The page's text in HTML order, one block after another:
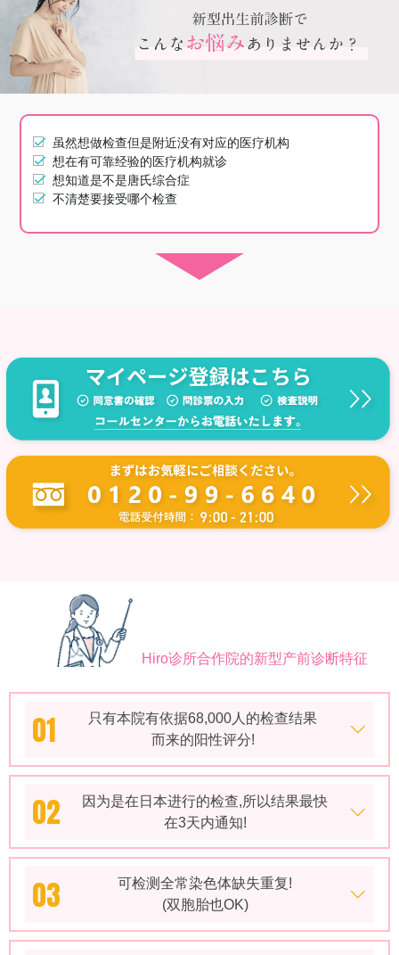
虽然想做检查但是附近没有对应的医疗机构
想在有可靠经验的医疗机构就诊
想知道是不是唐氏综合症
不清楚要接受哪个检查
Hiro诊所合作院的新型产前诊断特征
01
只有本院有依据68,000人的检查结果
而来的阳性评分!
02
因为是在日本进行的检查,所以结果最快
在3天内通知!
03
可检测全常染色体缺失重复!
(双胞胎也OK)